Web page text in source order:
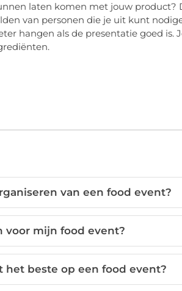
laten komen met jouw product?
van personen die je uit kunt
hangen als de presentatie goed is.
van een food event?
mijn food event?
beste op een food event?